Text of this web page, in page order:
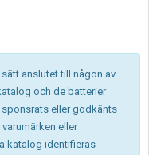
anslutet till någon av
och de batterier
eller godkänts
eller
katalog identifieras